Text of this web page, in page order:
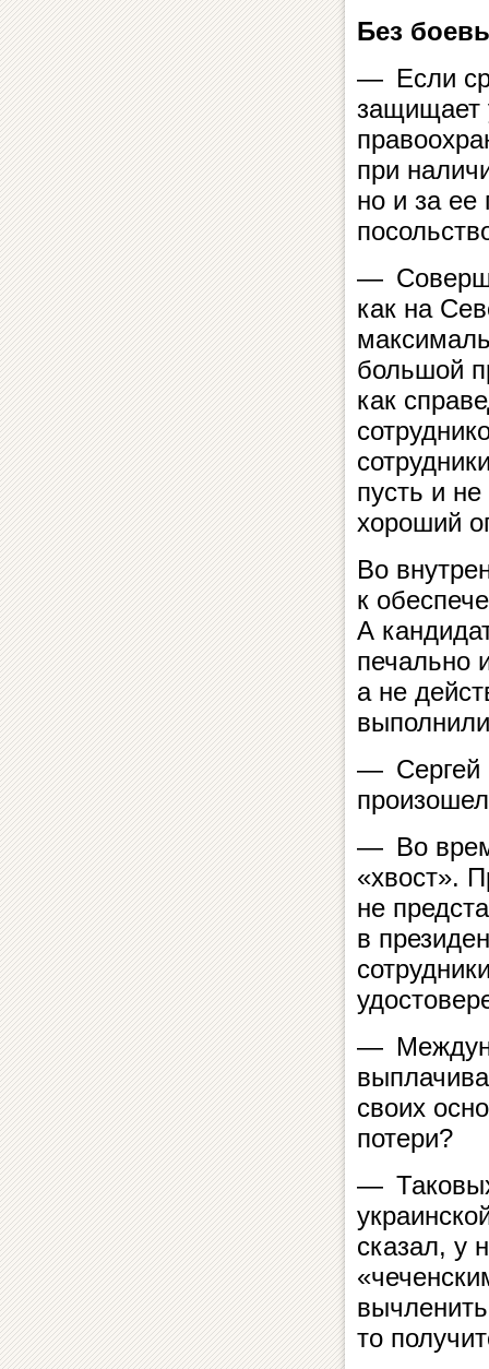
Без
— Если
защищает
при
но и за
—
как на
большой
как
пусть и
хороший
Во
к
А
печально
а не
— Сергей
— Во
«хвост».
не
в
—
своих
потери?
—
сказал, у
то